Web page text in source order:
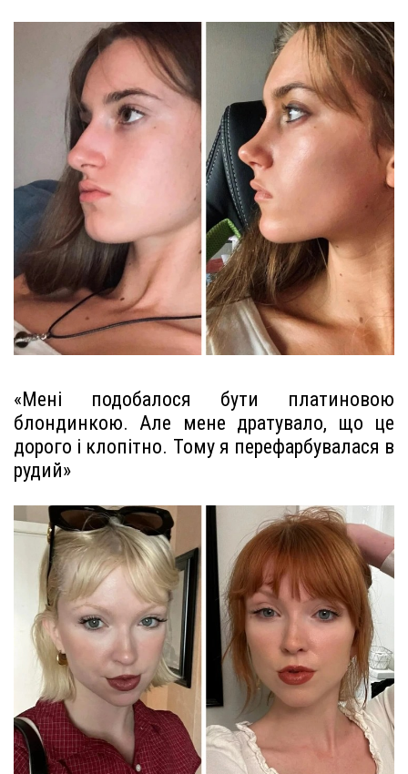
«Мені подобалося бути платиновою
блондинкою. Але мене дратувало, що це
дорого і клопітно. Тому я перефарбувалася в
рудий»